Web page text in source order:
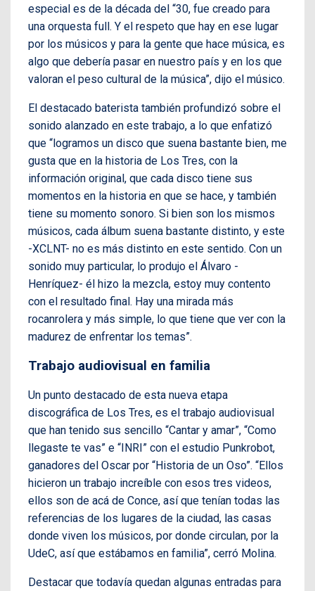
especial es de la década del “30, fue creado para
una orquesta full. Y el respeto que hay en ese lugar
por los músicos y para la gente que hace música, es
algo que debería pasar en nuestro país y en los que
valoran el peso cultural de la música”, dijo el músico.
El destacado baterista también profundizó sobre el
sonido alanzado en este trabajo, a lo que enfatizó
que “logramos un disco que suena bastante bien, me
gusta que en la historia de Los Tres, con la
información original, que cada disco tiene sus
momentos en la historia en que se hace, y también
tiene su momento sonoro. Si bien son los mismos
músicos, cada álbum suena bastante distinto, y este
-XCLNT- no es más distinto en este sentido. Con un
sonido muy particular, lo produjo el Álvaro -
Henríquez- él hizo la mezcla, estoy muy contento
con el resultado final. Hay una mirada más
rocanrolera y más simple, lo que tiene que ver con la
madurez de enfrentar los temas”.
Trabajo audiovisual en familia
Un punto destacado de esta nueva etapa
discográfica de Los Tres, es el trabajo audiovisual
que han tenido sus sencillo “Cantar y amar”, “Como
llegaste te vas” e “INRI” con el estudio Punkrobot,
ganadores del Oscar por “Historia de un Oso”. “Ellos
hicieron un trabajo increíble con esos tres videos,
ellos son de acá de Conce, así que tenían todas las
referencias de los lugares de la ciudad, las casas
donde viven los músicos, por donde circulan, por la
UdeC, así que estábamos en familia”, cerró Molina.
Destacar que todavía quedan algunas entradas para